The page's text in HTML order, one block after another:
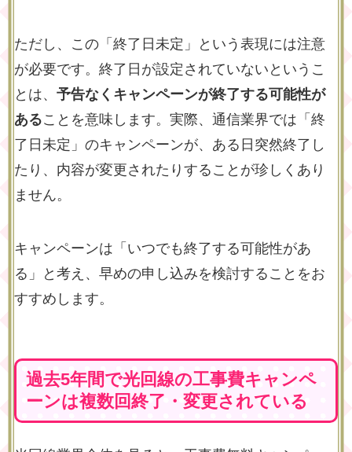
ただし、この「終了日未定」という表現には注意
が必要です。終了日が設定されていないというこ
とは、 予告なくキャンペーンが終了する可能性が
あることを意味します。実際、通信業界では「終
了日未定」のキャンペーンが、ある日突然終了し
たり、内容が変更されたりすることが珍しくあり
ません。
キャンペーンは「いつでも終了する可能性があ
る」と考え、早めの申し込みを検討することをお
すすめします。
過去5年間で光回線の工事費キャンペ
ーンは複数回終了・変更されている